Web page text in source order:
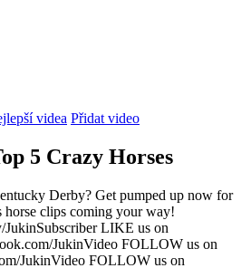
videa Přidat video
5 Crazy Horses
Derby? Get pumped up now for
horse clips coming your way!
LIKE us on
JukinVideo FOLLOW us on
JukinVideo FOLLOW us on